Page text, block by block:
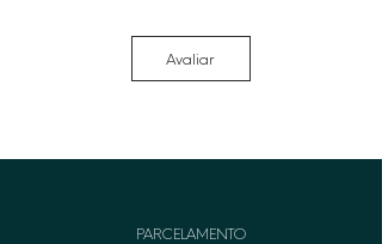
Avaliar
PARCELAMENTO